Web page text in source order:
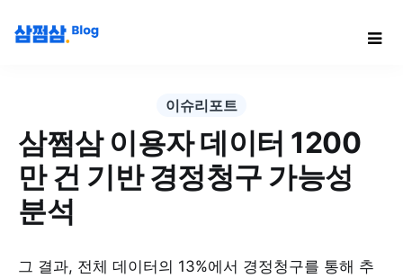
이슈리포트
삼쩜삼 이용자 데이터 1200
만 건 기반 경정청구 가능성
분석
그 결과, 전체 데이터의 13%에서 경정청구를 통해 추